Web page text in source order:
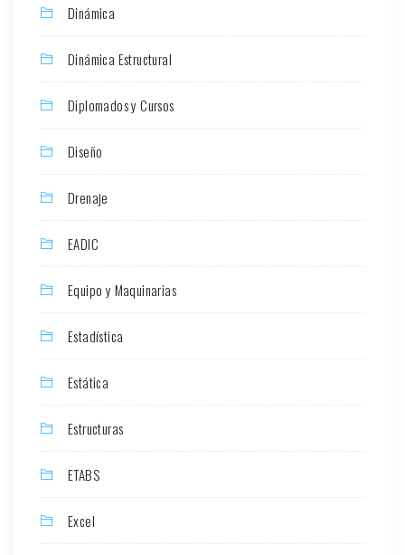
Dinámica
Dinámica Estructural
Diplomados y Cursos
Diseño
Drenaje
EADIC
Equipo y Maquinarias
Estadística
Estática
Estructuras
ETABS
Excel